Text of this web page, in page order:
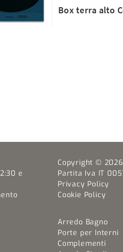
Box terra alto
e
Copyright ©
Partita Iva IT
Privacy Policy
Cookie Policy
Arredo Bagno
Porte per Interni
Complementi